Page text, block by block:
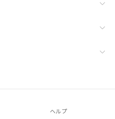
ヘルプ